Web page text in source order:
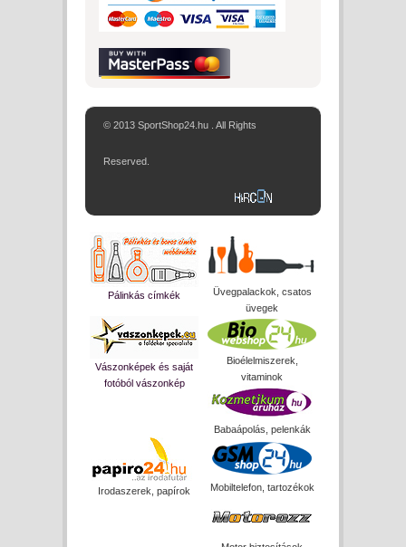
© 2013 SportShop24.hu . All Rights
Reserved.
Pálinkás címkék
Üvegpalackok, csatos
üvegek
Vászonképek és saját
fotóból vászonkép
Bioélelmiszerek,
vitaminok
Babaápolás, pelenkák
Irodaszerek, papírok Mobiltelefon, tartozékok